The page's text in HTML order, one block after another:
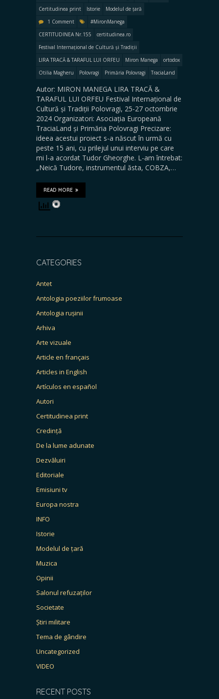
Certitudinea print
Istorie
Modelul de țară
1 Comment
#MironManega
CERTITUDINEA Nr.155
certitudinea.ro
Festival Internațional de Cultură și Tradiții
LIRA TRACĂ & TARAFUL LUI ORFEU
Miron Manega
ortodox
Otilia Magheru
Polovragi Primăria Polovragi TraciaLand
Autor: MIRON MANEGA LIRA TRACĂ &
TARAFUL LUI ORFEU Festival Internațional de
Cultură și Tradiții Polovragi, 25-27 octombrie
2024 Organizatori: Asociația Europeană
TraciaLand și Primăria Polovragi Precizare:
ideea acestui proiect s-a născut în urmă cu
peste 15 ani, cu prilejul unui interviu pe care
mi l-a acordat Tudor Gheorghe. L-am întrebat:
„Neică Tudore, instrumentul ăsta, COBZA,…
READ MORE
CATEGORIES
Antet
Antologia poeziilor frumoase
Antologia rușinii
Arhiva
Arte vizuale
Article en français
Articles in English
Artículos en español
Autori
Certitudinea print
Credință
De la lume adunate
Dezvăluiri
Editoriale
Emisiuni tv
Europa nostra
INFO
Istorie
Modelul de țară
Muzica
Opinii
Salonul refuzaților
Societate
Știri militare
Tema de gândire
Uncategorized
VIDEO
RECENT POSTS